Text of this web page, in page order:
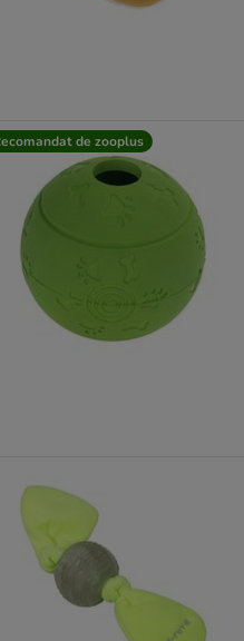
de zooplus